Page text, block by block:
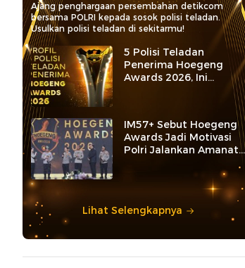
Ajang penghargaan persembahan detikcom
bersama POLRI kepada sosok polisi teladan.
Usulkan polisi teladan di sekitarmu!
5 Polisi Teladan
Penerima Hoegeng
Awards 2026, Ini
Kategori dan Kiprahnya
IM57+ Sebut Hoegeng
Awards Jadi Motivasi
Polri Jalankan Amanat
Lihat Selengkapnya